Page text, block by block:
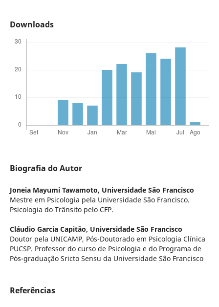
Downloads
Biografia do Autor
Joneia Mayumi Tawamoto, Universidade São Francisco
Mestre em Psicologia pela Universidade São Francisco.
Psicologia do Trânsito pelo CFP.
Cláudio Garcia Capitão, Universidade São Francisco
Doutor pela UNICAMP, Pós-Doutorado em Psicologia Clínica
PUCSP. Professor do curso de Psicologia e do Programa de
Pós-graduação Sricto Sensu da Universidade São Francisco
Referências